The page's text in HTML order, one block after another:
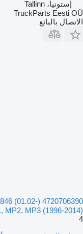
إستونيا، Tallinn
TruckParts Eesti OÜ
الاتصال بالبائع
MP2, MP3 (1996-2014)
4